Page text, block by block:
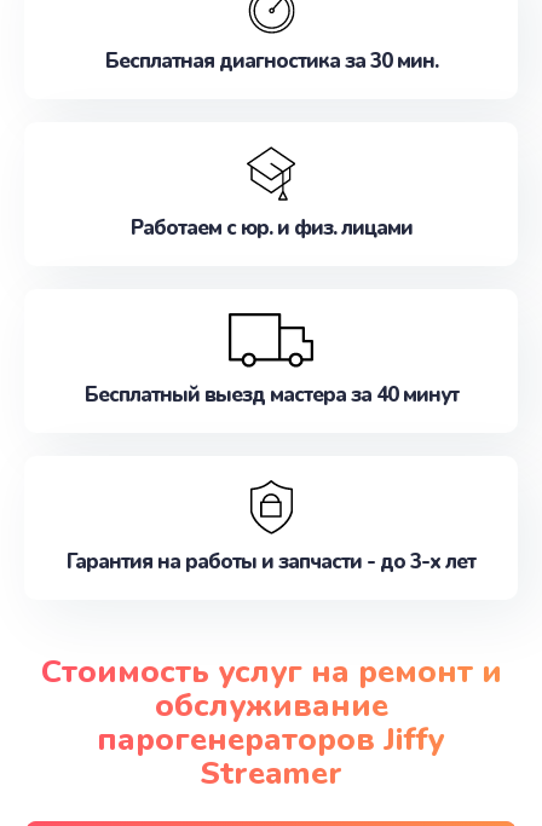
Бесплатная диагностика за 30 мин.
Работаем с юр. и физ. лицами
Бесплатный выезд мастера за 40 минут
Гарантия на работы и запчасти - до 3-х лет
Стоимость услуг на ремонт и
обслуживание
парогенераторов Jiffy
Streamer